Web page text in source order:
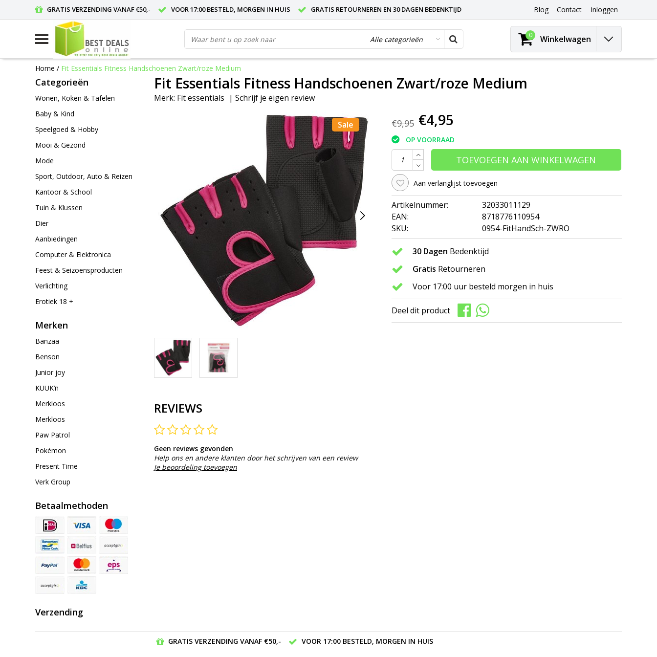
GRATIS VERZENDING VANAF €50,- VOOR 17:00 BESTELD, MORGEN IN HUIS GRATIS RETOURNEREN EN 30 DAGEN BEDENKTIJD Blog Contact Inloggen
0 Winkelwagen
Home / Fit Essentials Fitness Handschoenen Zwart/roze Medium
Categorieën
Wonen, Koken & Tafelen
Baby & Kind
Speelgoed & Hobby
Mooi & Gezond
Mode
Sport, Outdoor, Auto & Reizen
Kantoor & School
Tuin & Klussen
Dier
Aanbiedingen
Computer & Elektronica
Feest & Seizoensproducten
Verlichting
Erotiek 18 +
Merken
Banzaa
Benson
Junior joy
KUUK’n
Merkloos
Merkloos
Paw Patrol
Pokémon
Present Time
Verk Group
Betaalmethoden
Verzending
Fit Essentials Fitness Handschoenen Zwart/roze Medium
Merk: Fit essentials | Schrijf je eigen review
Sale €9,95 €4,95
OP VOORRAAD
TOEVOEGEN AAN WINKELWAGEN
Aan verlanglijst toevoegen
Artikelnummer:
32033011129
EAN:
8718776110954
SKU:
0954-FitHandSch-ZWRO
30 Dagen Bedenktijd
Gratis Retourneren
Voor 17:00 uur besteld morgen in huis
Deel dit product
REVIEWS
Geen reviews gevonden
Help ons en andere klanten door het schrijven van een review
Je beoordeling toevoegen
GRATIS VERZENDING VANAF €50,-
VOOR 17:00 BESTELD, MORGEN IN HUIS